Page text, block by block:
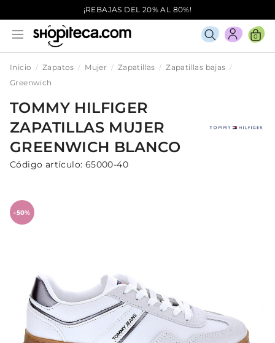
¡REBAJAS DEL 20% AL 80%!
0
Inicio Zapatos Mujer Zapatillas
Zapatillas bajas
Greenwich
TOMMY HILFIGER
ZAPATILLAS MUJER
GREENWICH BLANCO
Código artículo: 65000-40
-50%